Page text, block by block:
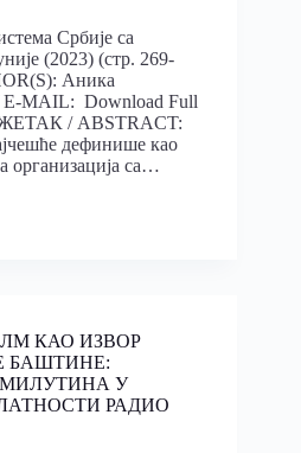
Србије са
(2023) (стр. 269-
Аника
MAIL: Download Full
/ ABSTRACT:
дефинише као
организација са…
КАО ИЗВОР
БАШТИНЕ:
У
РАДИО